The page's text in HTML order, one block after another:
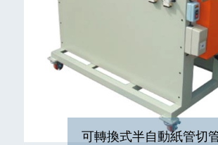
可轉換式半自動紙管切